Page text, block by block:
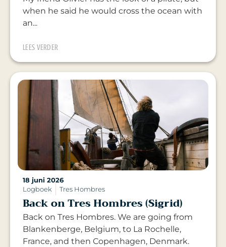
when he said he would cross the ocean with
an...
LEES VERDER
18 juni 2026
Logboek
Tres Hombres
Back on Tres Hombres (Sigrid)
Back on Tres Hombres. We are going from
Blankenberge, Belgium, to La Rochelle,
France, and then Copenhagen, Denmark.